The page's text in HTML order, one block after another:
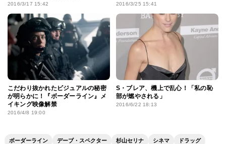
2016/3/17 15:42 2016/3/25 15:41
こだわり抜かれたビジュアルの秘密
が明らかに！『ボーダーライン』メ
イキング映像解禁
2016/4/8 19:00
S・ブレア、機上で乱心！「私の恥
部が燃やされる」
2016/6/22 18:13
ボーダーライン デーブ・スペクター 杉山セリナ シネマ ドラッグ